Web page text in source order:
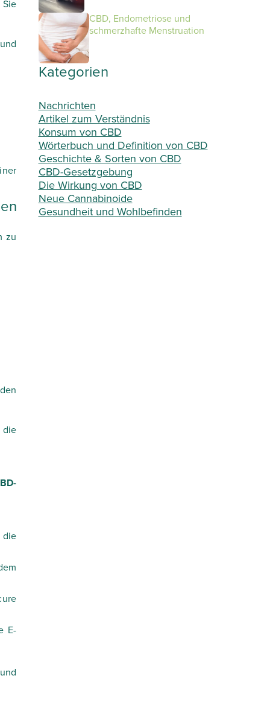
zu
die
E-
CBD, Endometriose und
schmerzhafte Menstruation
Kategorien
Nachrichten
Artikel zum Verständnis
Konsum von CBD
Wörterbuch und Definition von CBD
Geschichte & Sorten von CBD
CBD-Gesetzgebung
Die Wirkung von CBD
Neue Cannabinoide
Gesundheit und Wohlbefinden